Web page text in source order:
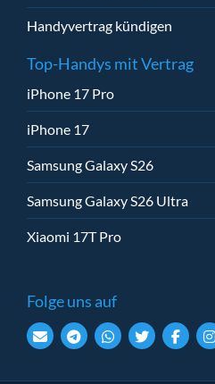
Handyvertrag kündigen
Top-Handys mit Vertrag
iPhone 17 Pro
iPhone 17
Samsung Galaxy S26
Samsung Galaxy S26 Ultra
Xiaomi 17T Pro
Folge uns auf